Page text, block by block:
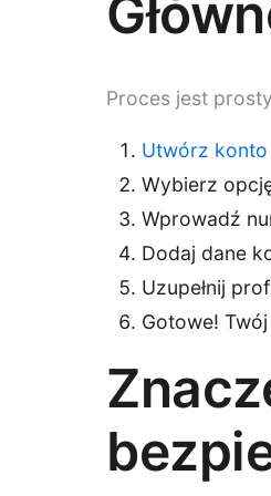
Proces jest
Utwórz konto
Wybierz
Wprowadź
Dodaj dane
Uzupełnij
Gotowe!